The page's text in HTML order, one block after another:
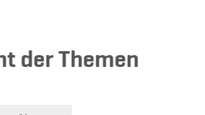
der Themen